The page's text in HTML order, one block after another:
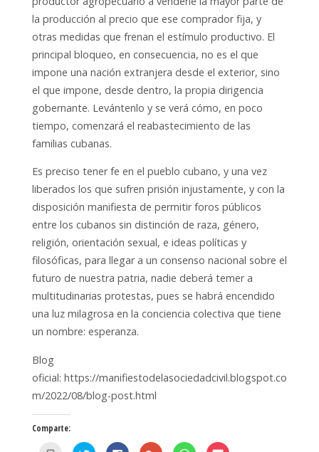
la producción al precio que ese comprador fija, y
otras medidas que frenan el estímulo productivo. El
principal bloqueo, en consecuencia, no es el que
impone una nación extranjera desde el exterior, sino
el que impone, desde dentro, la propia dirigencia
gobernante. Levántenlo y se verá cómo, en poco
tiempo, comenzará el reabastecimiento de las
familias cubanas.
Es preciso tener fe en el pueblo cubano, y una vez
liberados los que sufren prisión injustamente, y con la
disposición manifiesta de permitir foros públicos
entre los cubanos sin distinción de raza, género,
religión, orientación sexual, e ideas políticas y
filosóficas, para llegar a un consenso nacional sobre el
futuro de nuestra patria, nadie deberá temer a
multitudinarias protestas, pues se habrá encendido
una luz milagrosa en la conciencia colectiva que tiene
un nombre: esperanza.
Blog
oficial: https://manifiestodelasociedadcivil.blogspot.co
m/2022/08/blog-post.html
Comparte: